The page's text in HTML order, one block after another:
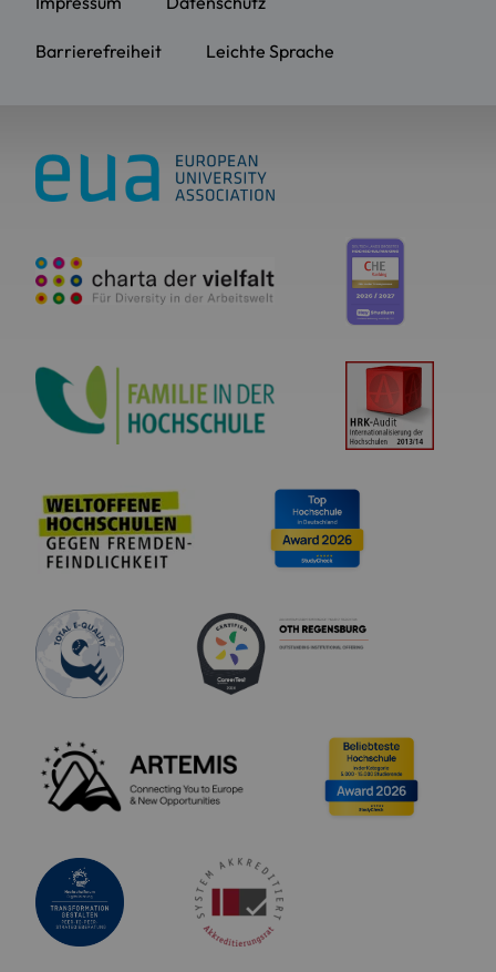
Barrierefreiheit Leichte Sprache